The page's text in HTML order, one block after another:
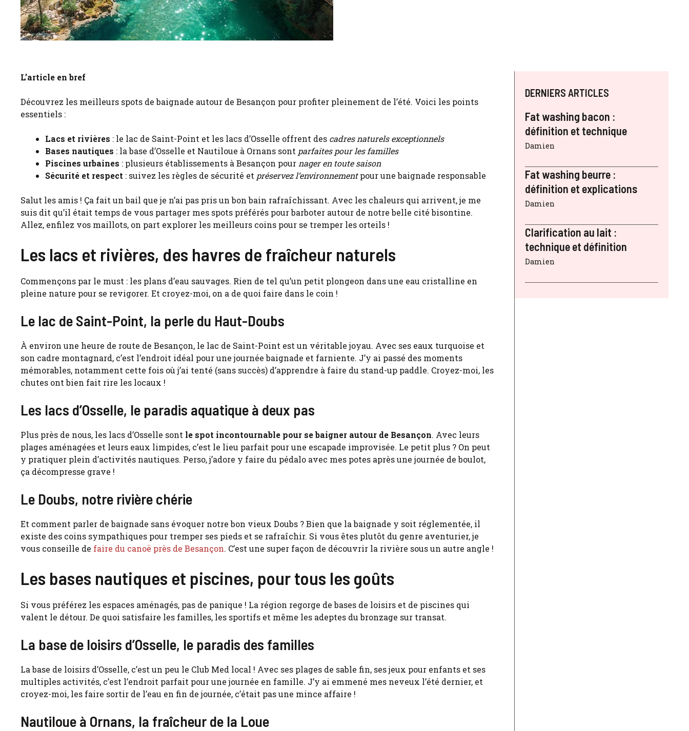
L’article en bref
Découvrez les meilleurs spots de baignade autour de Besançon pour profiter pleinement de l’été. Voici les points
essentiels :
Lacs et rivières : le lac de Saint-Point et les lacs d’Osselle offrent des cadres naturels exceptionnels
Bases nautiques : la base d’Osselle et Nautiloue à Ornans sont parfaites pour les familles
Piscines urbaines : plusieurs établissements à Besançon pour nager en toute saison
Sécurité et respect : suivez les règles de sécurité et préservez l’environnementpour une baignade responsable
Salut les amis ! Ça fait un bail que je n’ai pas pris un bon bain rafraîchissant. Avec les chaleurs qui arrivent, je me
suis dit qu’il était temps de vous partager mes spots préférés pour barboter autour de notre belle cité bisontine.
Allez, enfilez vos maillots, on part explorer les meilleurs coins pour se tremper les orteils !
Les lacs et rivières, des havres de fraîcheur naturels
Commençons par le must : les plans d’eau sauvages. Rien de tel qu’un petit plongeon dans une eau cristalline en
pleine nature pour se revigorer. Et croyez-moi, on a de quoi faire dans le coin !
Le lac de Saint-Point, la perle du Haut-Doubs
À environ une heure de route de Besançon, le lac de Saint-Point est un véritable joyau. Avec ses eaux turquoise et
son cadre montagnard, c’est l’endroit idéal pour une journée baignade et farniente. J’y ai passé des moments
mémorables, notamment cette fois où j’ai tenté (sans succès) d’apprendre à faire du stand-up paddle. Croyez-moi, les
chutes ont bien fait rire les locaux !
Les lacs d’Osselle, le paradis aquatique à deux pas
Plus près de nous, les lacs d’Osselle sont le spot incontournable pour se baigner autour de Besançon. Avec leurs
plages aménagées et leurs eaux limpides, c’est le lieu parfait pour une escapade improvisée. Le petit plus ? On peut
y pratiquer plein d’activités nautiques. Perso, j’adore y faire du pédalo avec mes potes après une journée de boulot,
ça décompresse grave !
Le Doubs, notre rivière chérie
Et comment parler de baignade sans évoquer notre bon vieux Doubs ? Bien que la baignade y soit réglementée, il
existe des coins sympathiques pour tremper ses pieds et se rafraîchir. Si vous êtes plutôt du genre aventurier, je
vous conseille de faire du canoë près de Besançon. C’est une super façon de découvrir la rivière sous un autre angle !
Les bases nautiques et piscines, pour tous les goûts
Si vous préférez les espaces aménagés, pas de panique ! La région regorge de bases de loisirs et de piscines qui
valent le détour. De quoi satisfaire les familles, les sportifs et même les adeptes du bronzage sur transat.
La base de loisirs d’Osselle, le paradis des familles
La base de loisirs d’Osselle, c’est un peu le Club Med local ! Avec ses plages de sable fin, ses jeux pour enfants et ses
multiples activités, c’est l’endroit parfait pour une journée en famille. J’y ai emmené mes neveux l’été dernier, et
croyez-moi, les faire sortir de l’eau en fin de journée, c’était pas une mince affaire !
Nautiloue à Ornans, la fraîcheur de la Loue
DERNIERS ARTICLES
Fat washing bacon :
définition et technique
Damien
Fat washing beurre :
définition et explications
Damien
Clarification au lait :
technique et définition
Damien